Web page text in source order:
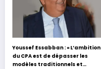
Youssef Essabban : « L’ambition
du CPA est de dépasser les
modèles traditionnels et